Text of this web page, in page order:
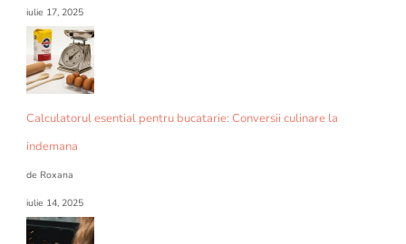
iulie 17, 2025
Calculatorul esential pentru bucatarie: Conversii culinare la
indemana
de Roxana
iulie 14, 2025